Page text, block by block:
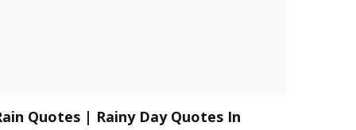
Quotes | Rainy Day Quotes In